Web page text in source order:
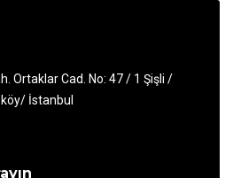
Ortaklar Cad. No: 47 / 1 Şişli /
İstanbul